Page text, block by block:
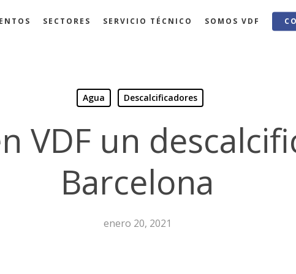
SECTORES SERVICIO TÉCNICO SOMOS VDF
Agua Descalcificadores
VDF un
Barcelona
enero 20, 2021